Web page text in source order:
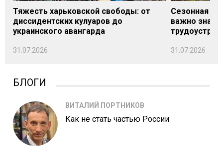
Тяжесть харьковской свободы: от
диссидентских кулуаров до
украинского авангарда
31.07.2026
Сезонная
важно знать
31.07.2026
БЛОГИ
ВИТАЛИЙ ПОРТНИКОВ
Как не стать частью России